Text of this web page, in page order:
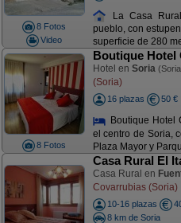
8 Fotos
Video
La Casa
pueblo, con
superficie de 280
8 Fotos
Boutique Hotel
Hotel en Soria
(Soria)
16 plazas 50 €
Boutique Hotel
el centro de Soria,
Plaza Mayor y
Casa Rural El
Casa Rural en
Covarrubias (Soria)
10-16 plazas
8 km de Soria